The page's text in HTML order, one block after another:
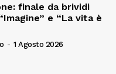
finale da brividi
e “La vita è
- 1 Agosto 2026